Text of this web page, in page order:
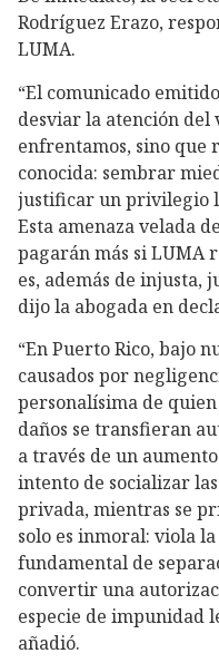
Rodríguez Erazo,
LUMA.
“El comunicado
desviar la atención
enfrentamos, sino que
conocida: sembrar
justificar un privilegio
Esta amenaza velada
pagarán más si LUMA
es, además de injusta,
dijo la abogada en
“En Puerto Rico, bajo
causados por
personalísima de
daños se transfieran
a través de un
intento de socializar
privada, mientras se
solo es inmoral: viola
fundamental de
convertir una
especie de impunidad
añadió.